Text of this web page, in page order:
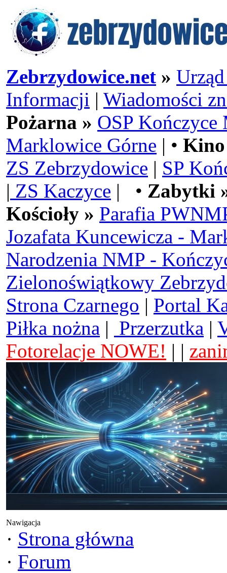
Zebrzydowice.net »
Informacji | Wiadomości
Pożarna » OSP Kończyce
Marklowice Górne | •
ZS Zebrzydowice | SP
| ZS Kaczyce | • Zabytki
Kościoły » Parafia
Jozafata Kuncewicza -
Narodzenia NMP -
Zielonoświątkowy
Strona Czarnego | Portal
Piłka nożna | Przerzutka |
Fotorelacje NOWE! | |
Nawigacja
· Strona główna
· Forum